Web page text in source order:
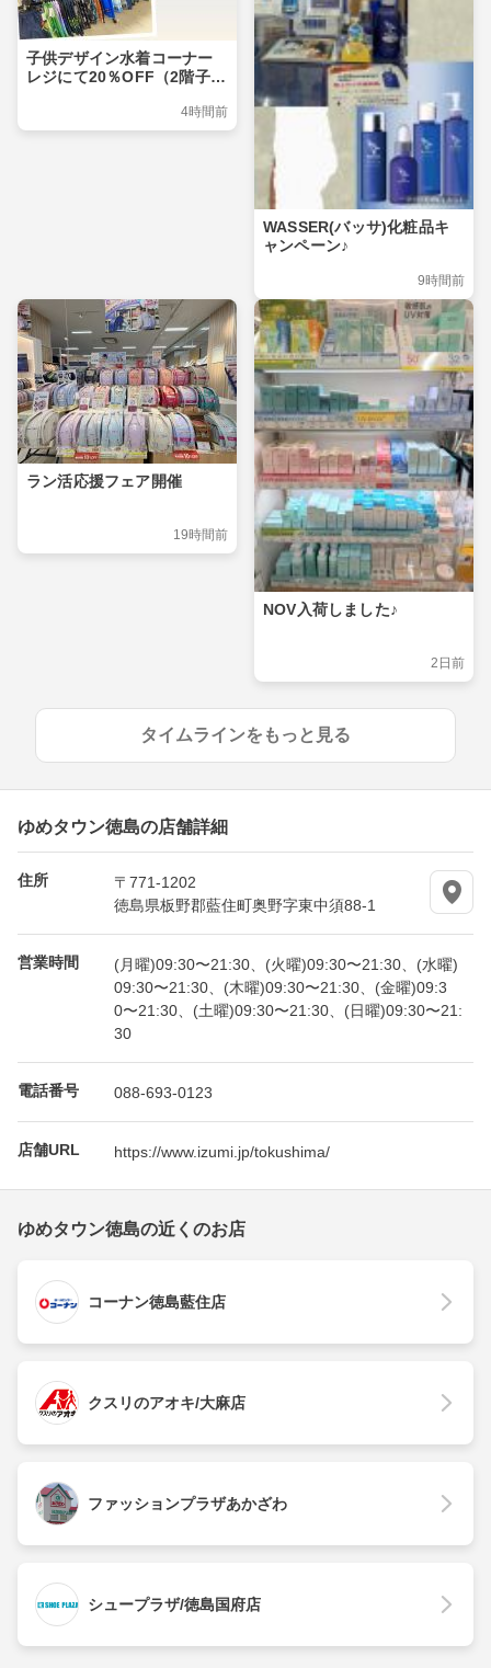
子供デザイン水着コーナー
レジにて20％OFF（2階子供
4時間前
WASSER(バッサ)化粧品キ
ャンペーン♪
9時間前
ラン活応援フェア開催
19時間前
NOV入荷しました♪
2日前
タイムラインをもっと見る
ゆめタウン徳島の店舗詳細
住所
〒771-1202
徳島県板野郡藍住町奥野字東中須88-1
営業時間
(月曜)09:30〜21:30、(火曜)09:30〜21:30、(水曜)
09:30〜21:30、(木曜)09:30〜21:30、(金曜)09:3
0〜21:30、(土曜)09:30〜21:30、(日曜)09:30〜21:
30
電話番号 088-693-0123
店舗URL https://www.izumi.jp/tokushima/
ゆめタウン徳島の近くのお店
コーナン徳島藍住店
クスリのアオキ/大麻店
ファッションプラザあかざわ
シュープラザ/徳島国府店